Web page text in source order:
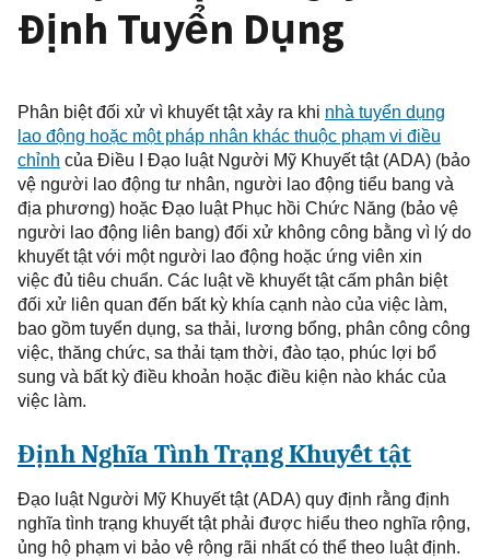
Định Tuyển Dụng
Phân biệt đối xử vì khuyết tậtxảy ra khi nhà tuyển dụng
lao động hoặc một pháp nhân khác thuộc phạm vi điều
chỉnh của Điều I Đạo luật Người Mỹ Khuyết tật (ADA) (bảo
vệ người lao động tư nhân, người lao động tiểu bang và
địa phương) hoặc Đạo luật Phục hồi Chức Năng (bảo vệ
người lao động liên bang) đối xử không công bằng vì lý do
khuyết tật với một người lao động hoặc ứng viên xin
việc đủ tiêu chuẩn. Các luật về khuyết tật cấm phân biệt
đối xử liên quan đến bất kỳ khía cạnh nào của việc làm,
bao gồm tuyển dụng, sa thải, lương bổng, phân công công
việc, thăng chức, sa thải tạm thời, đào tạo, phúc lợi bổ
sung và bất kỳ điều khoản hoặc điều kiện nào khác của
việc làm.
Định NghĩaTình TrạngKhuyết tật
Đạo luật Người Mỹ Khuyết tật (ADA) quy định rằng định
nghĩa tình trạng khuyết tật phải được hiểu theo nghĩa rộng,
ủng hộ phạm vi bảo vệ rộng rãi nhất có thể theo luậtđịnh.